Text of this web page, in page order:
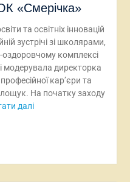
«Смерічка»
та освітніх інновацій
зустрічі зі школярами,
оздоровчому комплексі
модерувала директорка
кар’єри та
На початку заходу
далі